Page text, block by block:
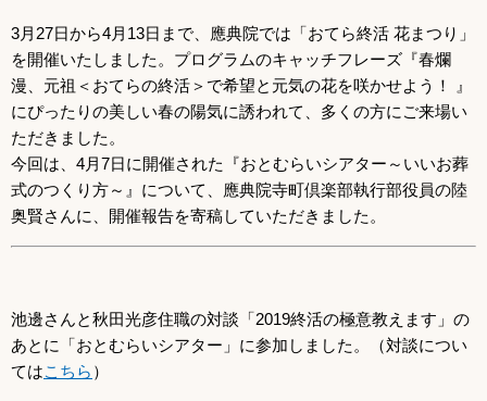
3月27日から4月13日まで、應典院では「おてら終活 花まつり」
を開催いたしました。プログラムのキャッチフレーズ『春爛
漫、元祖＜おてらの終活＞で希望と元気の花を咲かせよう！ 』
にぴったりの美しい春の陽気に誘われて、多くの方にご来場い
ただきました。
今回は、4月7日に開催された『おとむらいシアター～いいお葬
式のつくり方～』について、應典院寺町倶楽部執行部役員の陸
奥賢さんに、開催報告を寄稿していただきました。
池邊さんと秋田光彦住職の対談「2019終活の極意教えます」の
あとに「おとむらいシアター」に参加しました。（対談につい
てはこちら ）